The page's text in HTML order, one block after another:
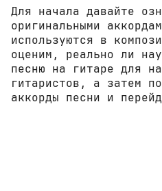
Для начала давайте
оригинальными
используются в
оценим, реально ли
песню на гитаре для
гитаристов, а затем
аккорды песни и